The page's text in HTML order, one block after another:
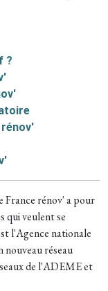
?
France rénov' a pour
qui veulent se
l'Agence nationale
nouveau réseau
de l'ADEME et